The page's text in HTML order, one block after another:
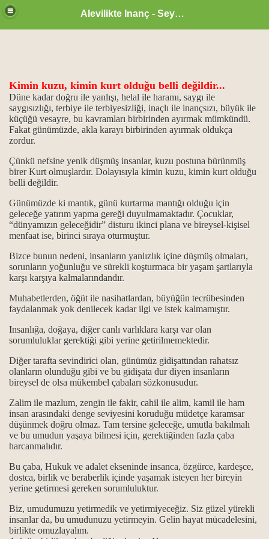
Alevilikte Inanç - Seyyid Hakkı
Kimin kuzu, kimin kurt olduğu belli değildir...
Düne kadar doğru ile yanlışı, helal ile haramı, saygı ile
saygısızlığı, terbiye ile terbiyesizliği, inaçlı ile inançsızı, büyük ile
küçüğü vesayre, bu kavramları birbirinden ayırmak mümkündü.
Fakat günümüzde, akla karayı birbirinden ayırmak oldukça
zordur.
Çünkü nefsine yenik düşmüş insanlar, kuzu postuna bürünmüş
birer Kurt olmuşlardır. Dolayısıyla kimin kuzu, kimin kurt olduğu
belli değildir.
Günümüzde ki mantık, günü kurtarma mantığı olduğu için
geleceğe yatırım yapma gereği duyulmamaktadır. Çocuklar,
“dünyamızın geleceğidir” disturu ikinci plana ve bireysel-kişisel
menfaat ise, birinci sıraya oturmuştur.
Bizce bunun nedeni, insanların yanlızlık içine düşmüş olmaları,
sorunların yoğunluğu ve sürekli koşturmaca bir yaşam şartlarıyla
karşı karşıya kalmalarındandır.
Muhabetlerden, öğüt ile nasihatlardan, büyüğün tecrübesinden
faydalanmak yok denilecek kadar ilgi ve istek kalmamıştır.
Insanlığa, doğaya, diğer canlı varlıklara karşı var olan
sorumluluklar gerektiği gibi yerine getirilmemektedir.
Diğer tarafta sevindirici olan, günümüz gidişattından rahatsız
olanların olunduğu gibi ve bu gidişata dur diyen insanların
bireysel de olsa mükembel çabaları sözkonusudur.
Zalim ile mazlum, zengin ile fakir, cahil ile alim, kamil ile ham
insan arasındaki denge seviyesini koruduğu müdetçe karamsar
düşünmek doğru olmaz. Tam tersine geleceğe, umutla bakılmalı
ve bu umudun yaşaya bilmesi için, gerektiğinden fazla çaba
harcanmalıdır.
Bu çaba, Hukuk ve adalet ekseninde insanca, özgürce, kardeşce,
dostca, birlik ve beraberlik içinde yaşamak isteyen her bireyin
yerine getirmesi gereken sorumluluktur.
Biz, umudumuzu yetirmedik ve yetirmiyeceğiz. Siz güzel yürekli
insanlar da, bu umudunuzu yetirmeyin. Gelin hayat mücadelesini,
birlikte omuzlayalım.
önemi
işlevi...
din kitapları
ile önemi…
gösterilmiştir...